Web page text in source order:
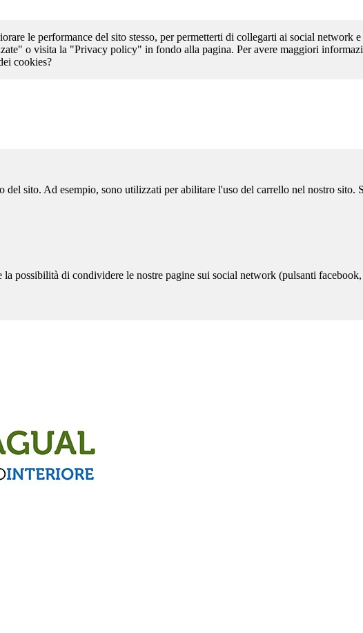
le performance del sito stesso, per permetterti di collegarti ai social network
o visita la "Privacy policy" in fondo alla pagina. Per avere maggiori
cookies?
sito. Ad esempio, sono utilizzati per abilitare l'uso del carrello nel nostro sito.
possibilità di condividere le nostre pagine sui social network (pulsanti